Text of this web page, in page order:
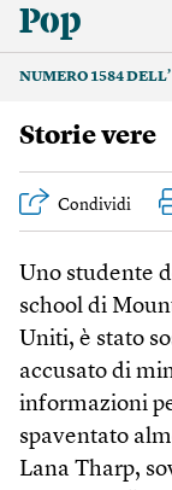
Pop
NUMERO 1584
Storie vere
Condividi
Uno studente
school di
Uniti, è stato
accusato di
informazioni
spaventato
Lana Tharp,